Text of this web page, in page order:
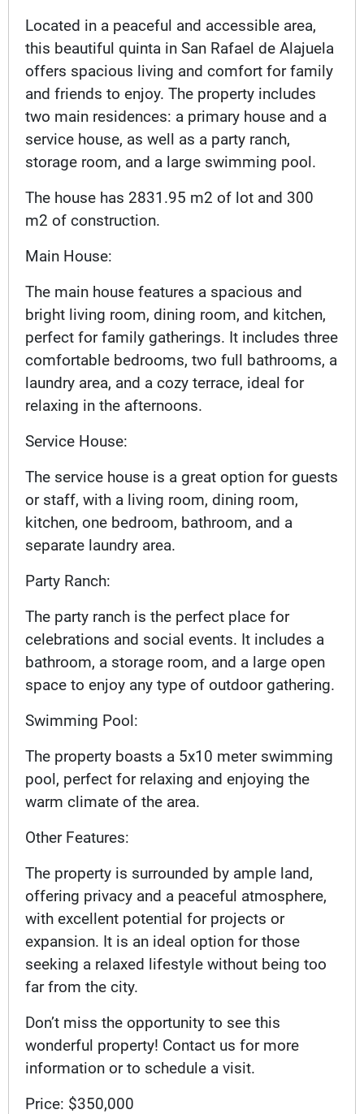
Located in a peaceful and accessible area,
this beautiful quinta in San Rafael de Alajuela
offers spacious living and comfort for family
and friends to enjoy. The property includes
two main residences: a primary house and a
service house, as well as a party ranch,
storage room, and a large swimming pool.
The house has 2831.95 m2 of lot and 300
m2 of construction.
Main House:
The main house features a spacious and
bright living room, dining room, and kitchen,
perfect for family gatherings. It includes three
comfortable bedrooms, two full bathrooms, a
laundry area, and a cozy terrace, ideal for
relaxing in the afternoons.
Service House:
The service house is a great option for guests
or staff, with a living room, dining room,
kitchen, one bedroom, bathroom, and a
separate laundry area.
Party Ranch:
The party ranch is the perfect place for
celebrations and social events. It includes a
bathroom, a storage room, and a large open
space to enjoy any type of outdoor gathering.
Swimming Pool:
The property boasts a 5x10 meter swimming
pool, perfect for relaxing and enjoying the
warm climate of the area.
Other Features:
The property is surrounded by ample land,
offering privacy and a peaceful atmosphere,
with excellent potential for projects or
expansion. It is an ideal option for those
seeking a relaxed lifestyle without being too
far from the city.
Don’t miss the opportunity to see this
wonderful property! Contact us for more
information or to schedule a visit.
Price: $350,000